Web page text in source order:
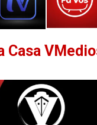
Casa